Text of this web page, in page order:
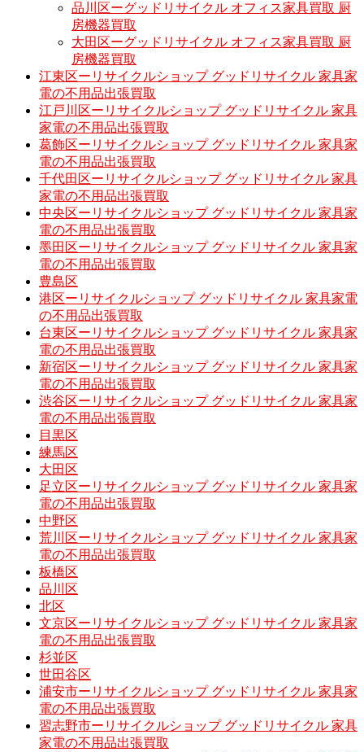
品川区ーグッドリサイクル オフィス家具買取 厨
房機器買取
大田区ーグッドリサイクル オフィス家具買取 厨
房機器買取
江東区ーリサイクルショップ グッドリサイクル 家具家
電の不用品出張買取
江戸川区ーリサイクルショップ グッドリサイクル 家具
家電の不用品出張買取
葛飾区ーリサイクルショップ グッドリサイクル 家具家
電の不用品出張買取
千代田区ーリサイクルショップ グッドリサイクル 家具
家電の不用品出張買取
中央区ーリサイクルショップ グッドリサイクル 家具家
電の不用品出張買取
墨田区ーリサイクルショップ グッドリサイクル 家具家
電の不用品出張買取
豊島区
港区ーリサイクルショップ グッドリサイクル 家具家電
の不用品出張買取
台東区ーリサイクルショップ グッドリサイクル 家具家
電の不用品出張買取
新宿区ーリサイクルショップ グッドリサイクル 家具家
電の不用品出張買取
渋谷区ーリサイクルショップ グッドリサイクル 家具家
電の不用品出張買取
目黒区
練馬区
大田区
足立区ーリサイクルショップ グッドリサイクル 家具家
電の不用品出張買取
中野区
荒川区ーリサイクルショップ グッドリサイクル 家具家
電の不用品出張買取
板橋区
品川区
北区
文京区ーリサイクルショップ グッドリサイクル 家具家
電の不用品出張買取
杉並区
世田谷区
浦安市ーリサイクルショップ グッドリサイクル 家具家
電の不用品出張買取
習志野市ーリサイクルショップ グッドリサイクル 家具
家電の不用品出張買取